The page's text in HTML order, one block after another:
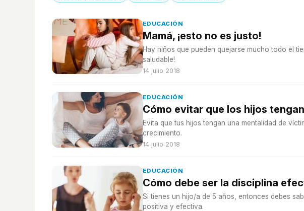
EDUCACIÓN
Mamá, ¡esto no es justo!
Hay niños que pueden quejarse mucho todo el
saludable!
14 julio 2018
EDUCACIÓN
Cómo evitar que los hijos
Evita que tus hijos tengan una mentalidad de
crecimiento.
14 julio 2018
EDUCACIÓN
Cómo debe ser la disciplina
Si tienes un hijo/a de 5 años, entonces debes
positiva y efectiva.